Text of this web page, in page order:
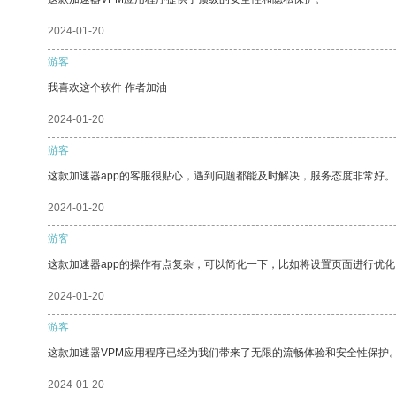
2024-01-20
游客
我喜欢这个软件 作者加油
2024-01-20
游客
这款加速器app的客服很贴心，遇到问题都能及时解决，服务态度非常好。
2024-01-20
游客
这款加速器app的操作有点复杂，可以简化一下，比如将设置页面进行优
2024-01-20
游客
这款加速器VPM应用程序已经为我们带来了无限的流畅体验和安全性保护
2024-01-20